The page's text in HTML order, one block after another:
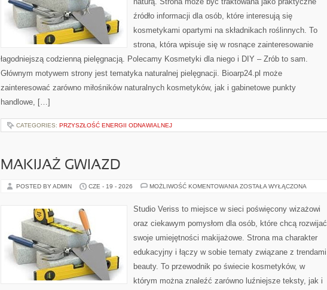
źródło informacji dla osób, które interesują się
kosmetykami opartymi na składnikach roślinnych. To
strona, która wpisuje się w rosnące zainteresowanie
łagodniejszą codzienną pielęgnacją. Polecamy Kosmetyki dla niego i DIY – Zrób to sam.
Głównym motywem strony jest tematyka naturalnej pielęgnacji. Bioarp24.pl może
zainteresować zarówno miłośników naturalnych kosmetyków, jak i gabinetowe punkty
handlowe, […]
CATEGORIES: PRZYSZŁOŚĆ ENERGII ODNAWIALNEJ
MAKIJAŻ GWIAZD
POSTED BY ADMIN CZE - 19 - 2026 MOŻLIWOŚĆ KOMENTOWANIA MAKIJAŻ
ZOSTAŁA WYŁĄCZONA
Studio Veriss to miejsce w sieci poświęcony wizażowi
oraz ciekawym pomysłom dla osób, które chcą rozwijać
swoje umiejętności makijażowe. Strona ma charakter
edukacyjny i łączy w sobie tematy związane z trendami
beauty. To przewodnik po świecie kosmetyków, w
którym można znaleźć zarówno luźniejsze teksty, jak i